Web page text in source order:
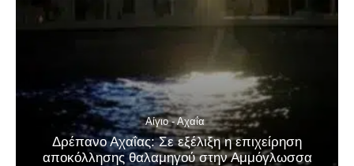
Αίγιο - Αχαΐα
Δρέπανο Αχαΐας: Σε εξέλιξη η επιχείρηση
αποκόλλησης θαλαμηγού στην Αμμόγλωσσα